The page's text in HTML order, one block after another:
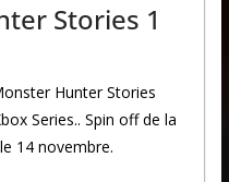
Stories 1
Hunter Stories
Series.. Spin off de la
14 novembre.